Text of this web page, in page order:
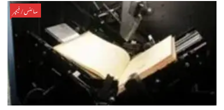
سائنس/فیچر